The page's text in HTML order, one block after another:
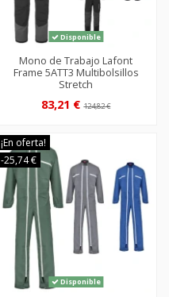
Disponible
Mono de Trabajo Lafont
Frame 5ATT3 Multibolsillos
Stretch
83,21 €124,82 €
¡En oferta!
-25,74 €
Disponible